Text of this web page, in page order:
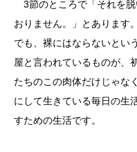
3節のところで「それを
おりません。」とあります
でも、裸にはならないとい
屋と言われているものが、
たちのこの肉体だけじゃな
にして生きている毎日の生
すための生活です。